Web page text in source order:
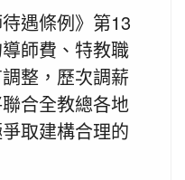
遇條例》第13
師費、特教職
整，歷次調薪
合全教總各地
取建構合理的